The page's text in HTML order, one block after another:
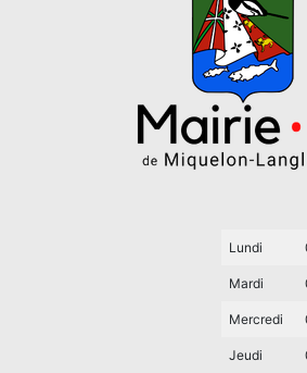
Lundi
Mardi
Mercredi
Jeudi